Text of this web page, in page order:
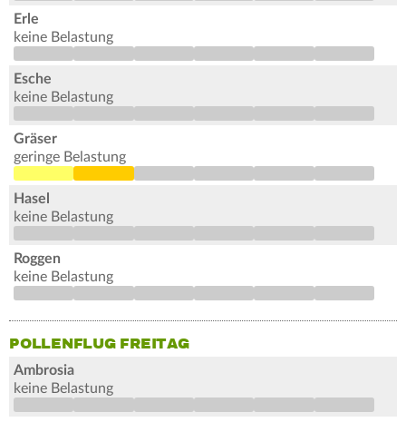
Erle
keine Belastung
Esche
keine Belastung
Gräser
geringe Belastung
Hasel
keine Belastung
Roggen
keine Belastung
POLLENFLUG FREITAG
Ambrosia
keine Belastung